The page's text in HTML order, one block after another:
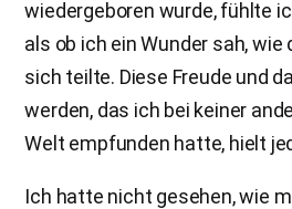
wiedergeboren wurde, fühlte
als ob ich ein Wunder sah, wie
sich teilte. Diese Freude und
werden, das ich bei keiner
Welt empfunden hatte, hielt
Ich hatte nicht gesehen, wie